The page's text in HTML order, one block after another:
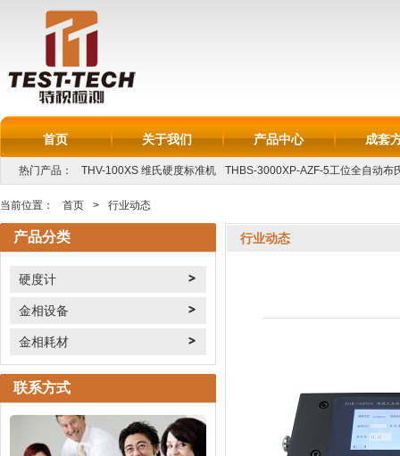
首页 关于我们 产品中心 成套
热门产品： THV-100XS 维氏硬度标准机 THBS-3000XP-AZF-5工位全自动布
LC-250L金相线切割机 ...
当前位置： 首页 > 行业动态
产品分类
硬度计
金相设备
金相耗材
联系方式
行业动态